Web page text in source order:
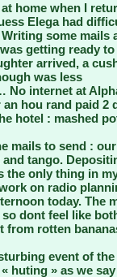
home when I
Elega had
some mails
getting ready
arrived, a
was less
internet at
an hou rand paid
hotel : mashed
mails to send :
and tango.
the only thing in
on radio
today. The
dont feel like
from rotten
event of
« huting » as we